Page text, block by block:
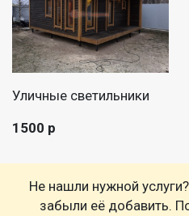
Уличные светильники
1500 р
Не нашли нужной
забыли её добавить.